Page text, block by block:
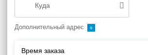
Дополнительный адрес
Время заказа